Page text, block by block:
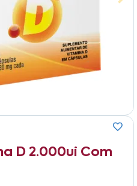
D 2.000ui Com